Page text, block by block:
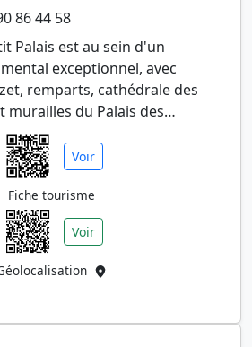
86 44 58
Palais est au sein d'un
exceptionnel, avec
remparts, cathédrale des
murailles du Palais des
Parc du R…
Voir
Fiche tourisme
Voir